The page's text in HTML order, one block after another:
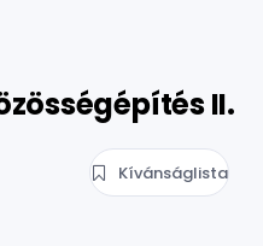
II.
Kívánságlista